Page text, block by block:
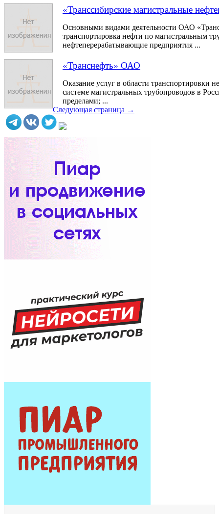
«Транссибирские магистральные
Основными видами деятельности ОАО
транспортировка нефти по магистральным
нефтеперерабатывающие предприятия ...
«Транснефть» ОАО
Оказание услуг в области транспортировки
системе магистральных трубопроводов в
пределами; ...
Следующая страница →